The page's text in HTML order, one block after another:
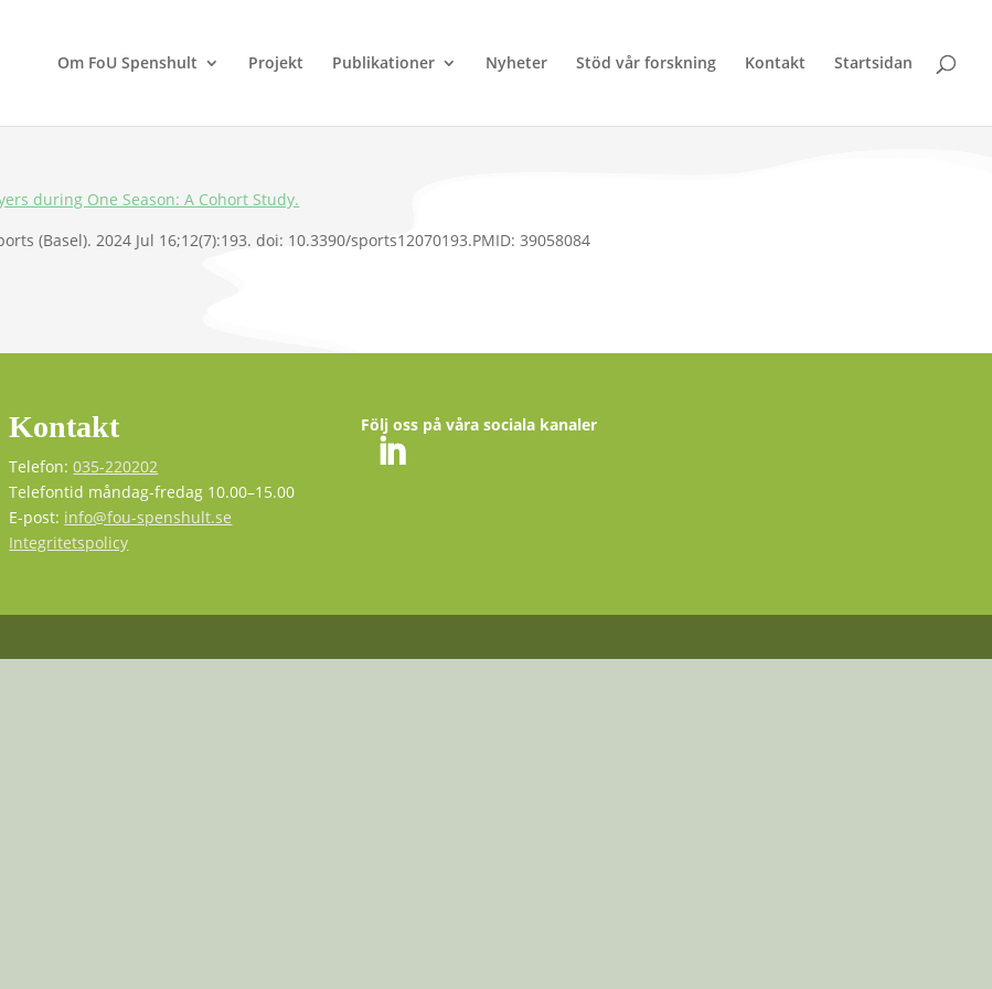
Om FoU Spenshult Projekt Publikationer Nyheter Stöd vår forskning Kontakt Startsidan
during One Season: A Cohort Study.
(Basel). 2024 Jul 16;12(7):193. doi: 10.3390/sports12070193.PMID: 39058084
Kontakt
Telefon:035-220202
Telefontid måndag-fredag 10.00–15.00
E-post: info@fou-spenshult.se
Integritetspolicy
Följ oss på våra sociala kanaler